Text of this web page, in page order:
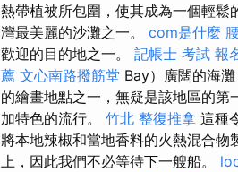
熱帶植被所包圍，使其成為一個輕
灣最美麗的沙灘之一。 com是什麼
歡迎的目的地之一。 記帳士 考試 報
薦 文心南路撥筋堂 Bay）廣闊的海
的繪畫地點之一，無疑是該地區的第
加特色的流行。 竹北 整復推拿 這種
將本地辣椒和當地香料的火熱混合物
上，因此我們不必等待下一艘船。